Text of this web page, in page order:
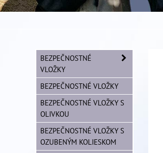
BEZPEČNOSTNÉ
VLOŽKY
BEZPEČNOSTNÉ VLOŽKY
BEZPEČNOSTNÉ VLOŽKY S
OLIVKOU
BEZPEČNOSTNÉ VLOŽKY S
OZUBENÝM KOLIESKOM